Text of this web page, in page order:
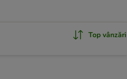
Top vânzări